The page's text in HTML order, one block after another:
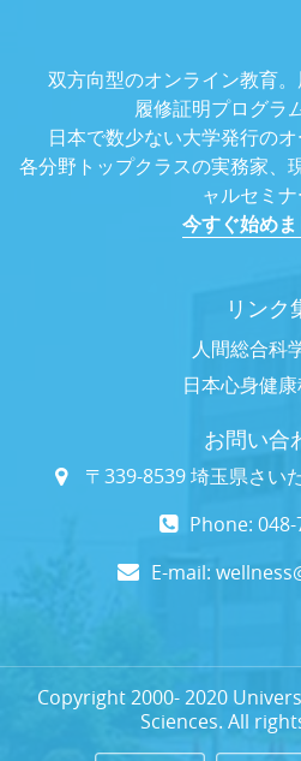
双方向型のオンライン教育。
履修証明プログラ
日本で数少ない大学発行のオ
各分野トップクラスの実務家、
ャルセミナ
今すぐ始めま
リンク
人間総合科
日本心身健
お問い合
〒339-8539 埼玉県さい
Phone: 048-
E-mail:
Copyright 2000- 2020
Sciences. All